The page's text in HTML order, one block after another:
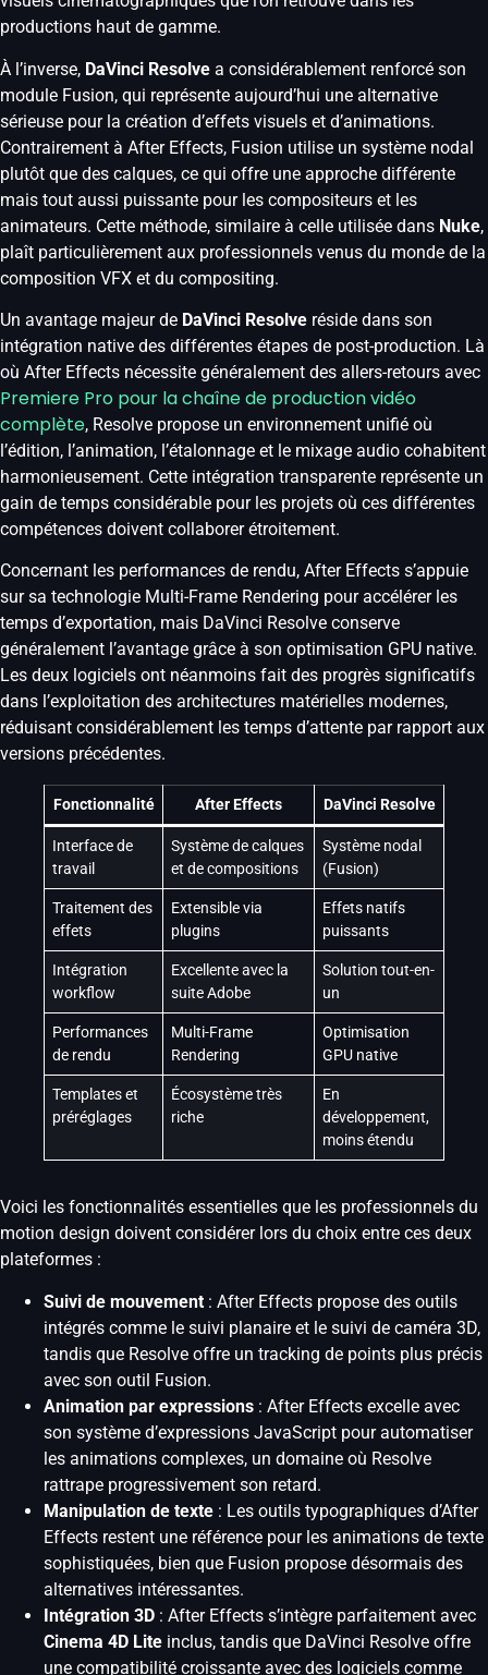
productions haut de gamme.
À l’inverse, DaVinci Resolve a considérablement renforcé son
module Fusion, qui représente aujourd’hui une alternative
sérieuse pour la création d’effets visuels et d’animations.
Contrairement à After Effects, Fusion utilise un système nodal
plutôt que des calques, ce qui offre une approche différente
mais tout aussi puissante pour les compositeurs et les
animateurs. Cette méthode, similaire à celle utilisée dans Nuke,
plaît particulièrement aux professionnels venus du monde de la
composition VFX et du compositing.
Un avantage majeur de DaVinci Resolve réside dans son
intégration native des différentes étapes de post-production. Là
où After Effects nécessite généralement des allers-retours avec
Premiere Pro pour la chaîne de production vidéo
complète, Resolve propose un environnement unifié où
l’édition, l’animation, l’étalonnage et le mixage audio cohabitent
harmonieusement. Cette intégration transparente représente un
gain de temps considérable pour les projets où ces différentes
compétences doivent collaborer étroitement.
Concernant les performances de rendu, After Effects s’appuie
sur sa technologie Multi-Frame Rendering pour accélérer les
temps d’exportation, mais DaVinci Resolve conserve
généralement l’avantage grâce à son optimisation GPU native.
Les deux logiciels ont néanmoins fait des progrès significatifs
dans l’exploitation des architectures matérielles modernes,
réduisant considérablement les temps d’attente par rapport aux
versions précédentes.
Fonctionnalité After Effects DaVinci Resolve
Interface de
travail
Système de calques
et de compositions
Système nodal
(Fusion)
Traitement des
effets
Extensible via
plugins
Effets natifs
puissants
Intégration
workflow
Excellente avec la
suite Adobe
Solution tout-en-
un
Performances
de rendu
Multi-Frame
Rendering
Optimisation
GPU native
Templates et
préréglages
Écosystème très
riche
En
développement,
moins étendu
Voici les fonctionnalités essentielles que les professionnels du
motion design doivent considérer lors du choix entre ces deux
plateformes :
Suivi de mouvement : After Effects propose des outils
intégrés comme le suivi planaire et le suivi de caméra 3D,
tandis que Resolve offre un tracking de points plus précis
avec son outil Fusion.
Animation par expressions : After Effects excelle avec
son système d’expressions JavaScript pour automatiser
les animations complexes, un domaine où Resolve
rattrape progressivement son retard.
Manipulation de texte : Les outils typographiques d’After
Effects restent une référence pour les animations de texte
sophistiquées, bien que Fusion propose désormais des
alternatives intéressantes.
Intégration 3D : After Effects s’intègre parfaitement avec
Cinema 4D Lite inclus, tandis que DaVinci Resolve offre
une compatibilité croissante avec des logiciels comme